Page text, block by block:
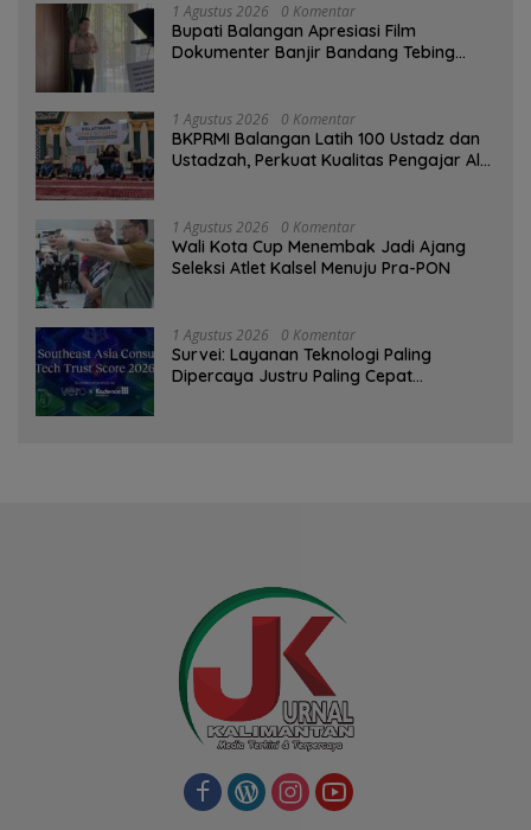
1 Agustus 2026 0 Komentar
Bupati Balangan Apresiasi Film
Dokumenter Banjir Bandang Tebing
1 Agustus 2026 0 Komentar
BKPRMI Balangan Latih 100 Ustadz dan
Ustadzah, Perkuat Kualitas Pengajar Al-
1 Agustus 2026 0 Komentar
Wali Kota Cup Menembak Jadi Ajang
Seleksi Atlet Kalsel Menuju Pra-PON
1 Agustus 2026 0 Komentar
Survei: Layanan Teknologi Paling
Dipercaya Justru Paling Cepat